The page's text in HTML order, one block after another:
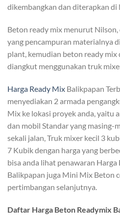
dikembangkan dan diterapkan di
Beton ready mix menurut
yang pencampuran materialnya
plant, kemudian beton ready
diangkut menggunakan truk
Harga Ready Mix Balikpapan
menyediakan 2 armada
Mix ke lokasi proyek anda, yaitu
dan mobil Standar yang masing-
sekali jalan, Truk mixer kecil 3
7 Kubik dengan harga yang
bisa anda lihat penawaran Harga
Balikpapan juga Mini Mix Beton
pertimbangan selanjutnya.
Daftar Harga Beton Readymix